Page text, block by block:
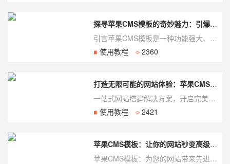
探寻苹果CMS模板的奇妙魅力：引爆网站设计新火花
引言苹果CMS模板是一种功能强大、灵活多样的网站设计模板，为网站开发者和设计师提供了丰富...
使用教程
2360
打造无限可能的网站体验：苹果CMS模板
一站式网站搭建解决方案，开启完美体验新纪元在当今数字时代，网站已经成为企业和个人展示自...
使用教程
2421
苹果CMS模板：让你的网站秒变高级大气上档次！
苹果CMS模板：为您的网站带来先进的视觉体验苹果CMS模板是一款功能强大、外观精美的内...